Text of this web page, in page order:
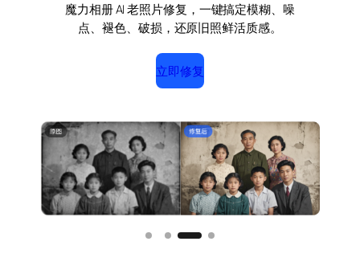
魔力相册 AI 老照片修复，一键搞定模糊、噪
点、褪色、破损，还原旧照鲜活质感。
立即修复